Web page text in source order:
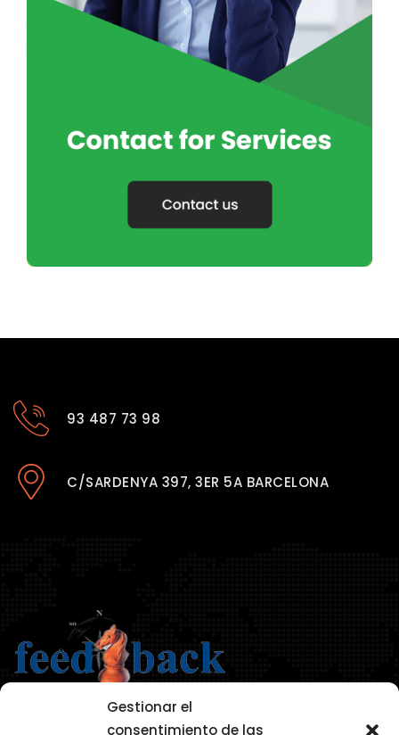
Gestionar el
consentimiento de las
93 487 73 98
C/SARDENYA 397, 3ER 5A BARCELONA